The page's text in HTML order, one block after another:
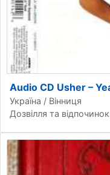
Audio CD Usher –
Україна / Вінниця
Дозвілля та